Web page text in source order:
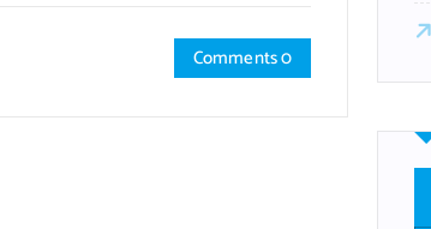
Comments 0